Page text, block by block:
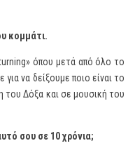
κομμάτι.
όπου μετά από όλο το
να δείξουμε ποιο είναι το
του Δόξα και σε μουσική του
σου σε 10 χρόνια;